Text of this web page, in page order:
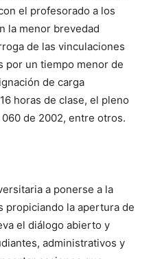
el profesorado a los
la menor brevedad
de las vinculaciones
por un tiempo menor de
de carga
horas de clase, el pleno
de 2002, entre otros.
a ponerse a la
propiciando la apertura de
el diálogo abierto y
administrativos y